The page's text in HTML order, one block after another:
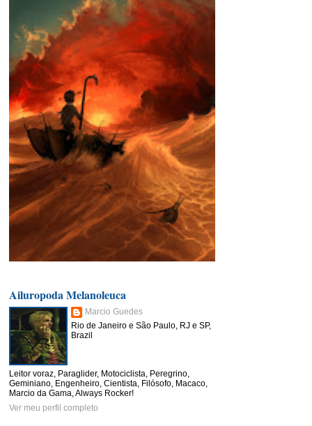
Ailuropoda Melanoleuca
Marcio Guedes
Rio de Janeiro e São Paulo, RJ e SP,
Brazil
Leitor voraz, Paraglider, Motociclista, Peregrino,
Geminiano, Engenheiro, Cientista, Filósofo, Macaco,
Marcio da Gama, Always Rocker!
Ver meu perfil completo